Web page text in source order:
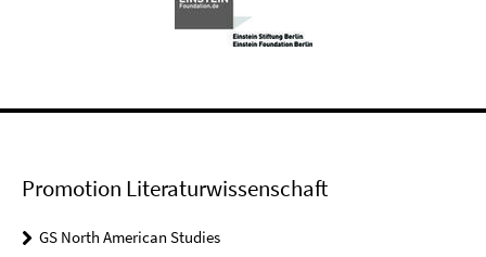
Promotion Literaturwissenschaft
GS North American Studies